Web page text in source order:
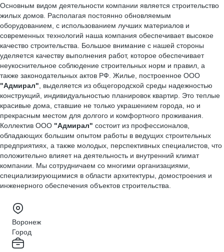
Основным видом деятельности компании является строительство
жилых домов. Располагая постоянно обновляемым
оборудованием, с использованием лучших материалов и
современных технологий наша компания обеспечивает высокое
качество строительства. Большое внимание с нашей стороны
уделяется качеству выполнения работ, которое обеспечивает
неукоснительное соблюдение строительных норм и правил, а
также законодательных актов РФ. Жилье, построенное ООО
"Адмирал" , выделяется из общегородской среды надежностью
конструкций, индивидуальностью планировок квартир. Это теплые
красивые дома, ставшие не только украшением города, но и
прекрасным местом для долгого и комфортного проживания.
Коллектив ООО "Адмирал" состоит из профессионалов,
обладающих большим опытом работы в ведущих строительных
предприятиях, а также молодых, перспективных специалистов, что
положительно влияет на деятельность и внутренний климат
компании. Мы сотрудничаем со многими организациями,
специализирующимися в области архитектуры, домостроения и
инженерного обеспечения объектов строительства.
Воронеж
Город